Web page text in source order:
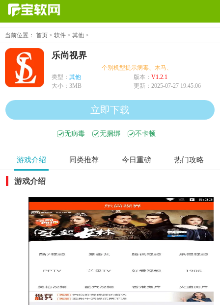
当前位置： 首页 > 软件 > 其他 >
乐尚视界
个别机型提示病毒、木马、危险，均为误报可放
类型： 其他 版本： V1.2.1
大小： 3MB 更新： 2025-07-27 19:45:06
立即下载
无病毒 无捆绑 不卡顿
游戏介绍 同类推荐 今日重磅 热门攻略
游戏介绍